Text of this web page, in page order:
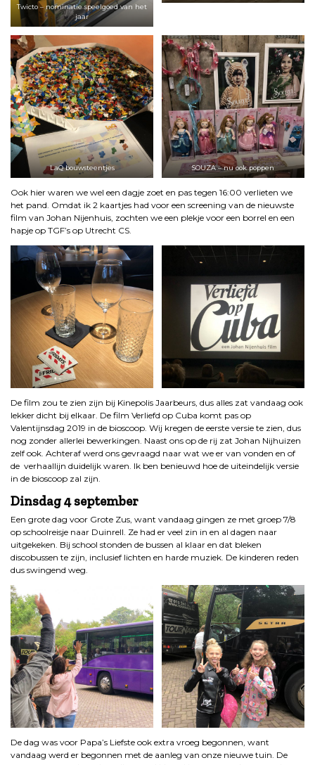
Twicto – nominatie speelgoed van het
jaar
LaQ bouwsteentjes SOUZA – nu ook poppen
Ook hier waren we wel een dagje zoet en pas tegen 16:00 verlieten we
het pand. Omdat ik 2 kaartjes had voor een screening van de nieuwste
film van Johan Nijenhuis, zochten we een plekje voor een borrel en een
hapje op TGF’s op Utrecht CS.
De film zou te zien zijn bij Kinepolis Jaarbeurs, dus alles zat vandaag ook
lekker dicht bij elkaar. De film Verliefd op Cuba komt pas op
Valentijnsdag 2019 in de bioscoop. Wij kregen de eerste versie te zien, dus
nog zonder allerlei bewerkingen. Naast ons op de rij zat Johan Nijhuizen
zelf ook. Achteraf werd ons gevraagd naar wat we er van vonden en of
de verhaallijn duidelijk waren. Ik ben benieuwd hoe de uiteindelijk versie
in de bioscoop zal zijn.
Dinsdag 4 september
Een grote dag voor Grote Zus, want vandaag gingen ze met groep 7/8
op schoolreisje naar Duinrell. Ze had er veel zin in en al dagen naar
uitgekeken. Bij school stonden de bussen al klaar en dat bleken
discobussen te zijn, inclusief lichten en harde muziek. De kinderen reden
dus swingend weg.
De dag was voor Papa’s Liefste ook extra vroeg begonnen, want
vandaag werd er begonnen met de aanleg van onze nieuwe tuin. De